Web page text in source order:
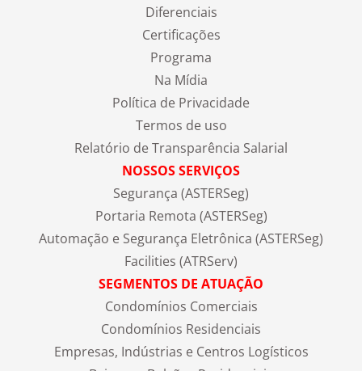
Diferenciais
Certificações
Programa
Na Mídia
Política de Privacidade
Termos de uso
Relatório de Transparência Salarial
NOSSOS SERVIÇOS
Segurança (ASTERSeg)
Portaria Remota (ASTERSeg)
Automação e Segurança Eletrônica (ASTERSeg)
Facilities (ATRServ)
SEGMENTOS DE ATUAÇÃO
Condomínios Comerciais
Condomínios Residenciais
Empresas, Indústrias e Centros Logísticos